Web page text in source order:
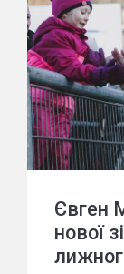
Євген
нової